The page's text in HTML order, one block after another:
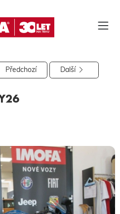
hledat
3 znaky.
Předchozí Další